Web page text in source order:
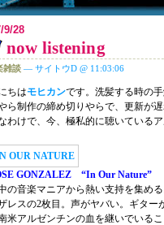
9/28
now listening
雑談 — サイトウD @ 11:03:06
ちはモヒカンです。洗髪する時の
ら制作の締め切りやらで、更新が遅
わけで、今、極私的に聴いている
GONZALEZ “In Our Nature”
の音楽マニアから熱い支持を集め
レスの2枚目。声がヤバい。ギタ
米アルゼンチンの血を継いでいる